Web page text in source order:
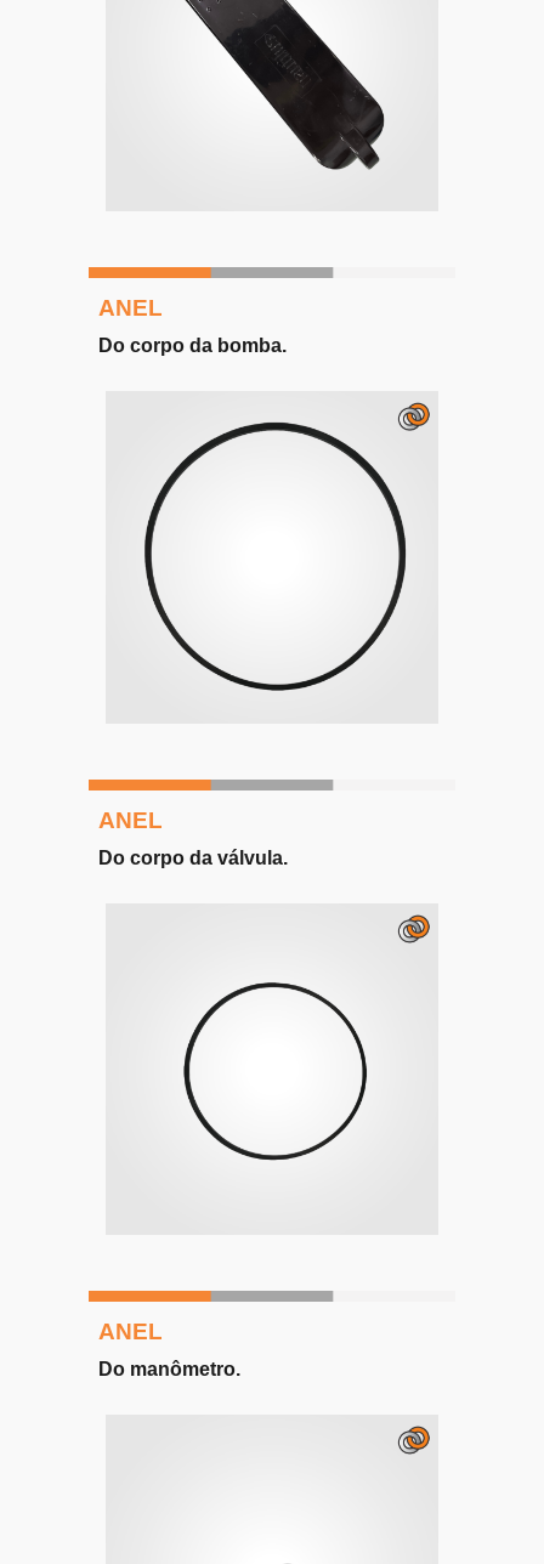
ANEL
Do corpo da bomba.
ANEL
Do corpo da válvula.
ANEL
Do manômetro.